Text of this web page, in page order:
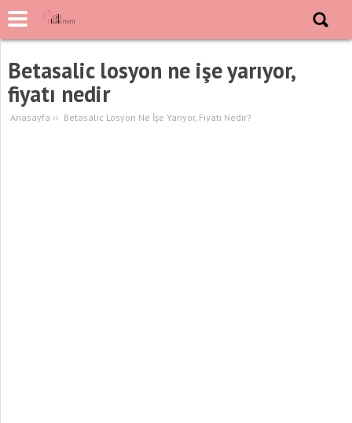
Betasalic losyon ne işe yarıyor,
fiyatı nedir
Anasayfa ›› Betasalic Losyon Ne İşe Yarıyor, Fiyatı Nedir?